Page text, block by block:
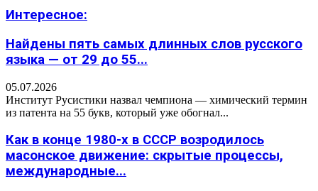
Интересное:
Найдены пять самых длинных слов русского
языка — от 29 до 55...
05.07.2026
Институт Русистики назвал чемпиона — химический термин
из патента на 55 букв, который уже обогнал...
Как в конце 1980-х в СССР возродилось
масонское движение: скрытые процессы,
международные...